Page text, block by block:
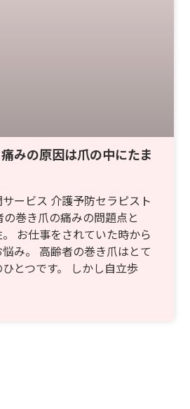
みの原因は爪の中にたま
ービス 介護予防セラピスト
巻き爪の痛みの問題点と
お仕事をされていた時から
み。 高齢者の巻き爪はとて
とつです。 しかし自立歩